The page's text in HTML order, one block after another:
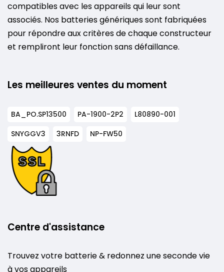
compatibles avec les appareils qui leur sont
associés. Nos batteries génériques sont fabriquées
pour répondre aux critères de chaque constructeur
et rempliront leur fonction sans défaillance.
Les meilleures ventes du moment
BA_PO.SP13500 PA-1900-2P2
L80890-001
SNYGGV3
3RNFD NP-FW50
Centre d'assistance
Trouvez votre batterie & redonnez une seconde vie
à vos appareils